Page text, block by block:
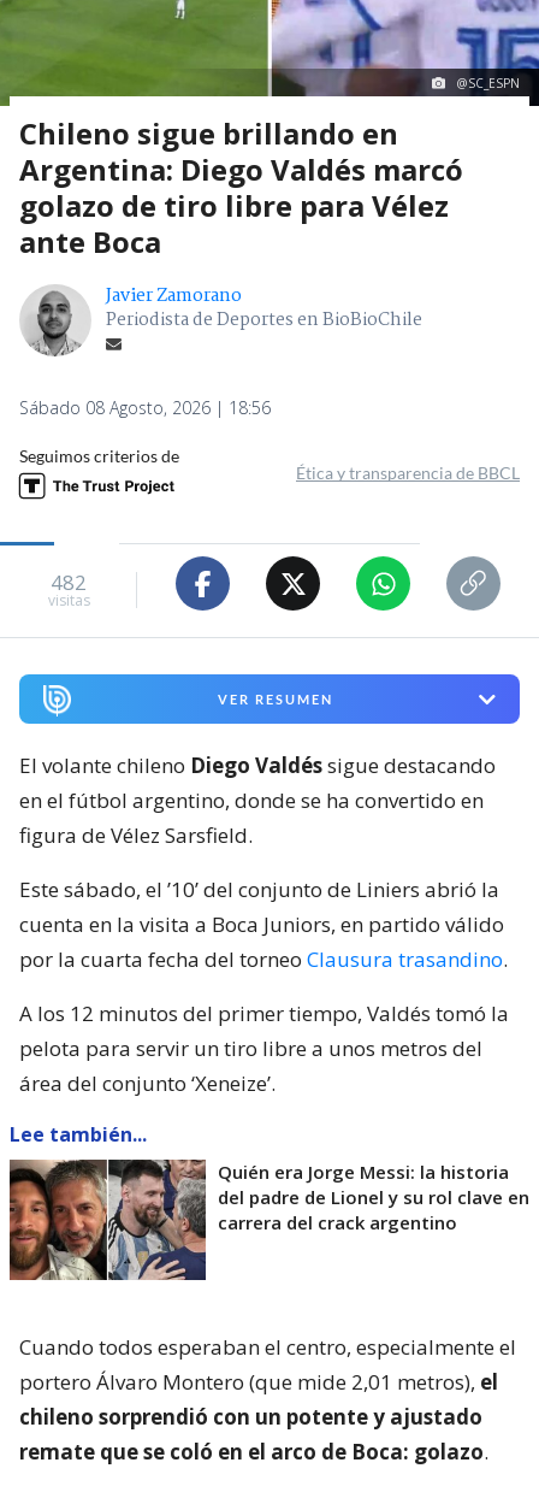
@SC_ESPN
Chileno sigue brillando en
Argentina: Diego Valdés marcó
golazo de tiro libre para Vélez
ante Boca
Javier Zamorano
Periodista de Deportes en BioBioChile
Sábado 08 Agosto, 2026 | 18:56
Seguimos criterios de
Ética y transparencia de BBCL
482
visitas
VER RESUMEN
El volante chileno Diego Valdéssigue destacando
en el fútbol argentino, donde se ha convertido en
figura de Vélez Sarsfield.
Este sábado, el ’10’ del conjunto de Liniers abrió la
cuenta en la visita a Boca Juniors, en partido válido
por la cuarta fecha del torneo Clausura trasandino.
A los 12 minutos del primer tiempo, Valdés tomó la
pelota para servir un tiro libre a unos metros del
área del conjunto ‘Xeneize’.
Lee también...
Quién era Jorge Messi: la historia
del padre de Lionel y su rol clave en
carrera del crack argentino
Cuando todos esperaban el centro, especialmente el
portero Álvaro Montero (que mide 2,01 metros), el
chileno sorprendió con un potente y ajustado
remate que se coló en el arco de Boca: golazo.